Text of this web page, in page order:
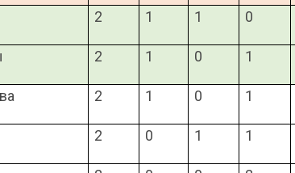
2 1 1 0
2 1 0 1
2 1 0 1
2 0 1 1